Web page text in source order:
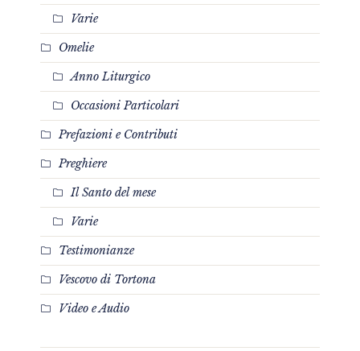
Varie
Omelie
Anno Liturgico
Occasioni Particolari
Prefazioni e Contributi
Preghiere
Il Santo del mese
Varie
Testimonianze
Vescovo di Tortona
Video e Audio